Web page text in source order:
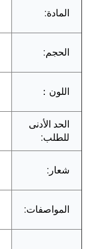
المادة:
الحجم:
اللون：
الحد الأدنى
للطلب:
شعار:
المواصفات: